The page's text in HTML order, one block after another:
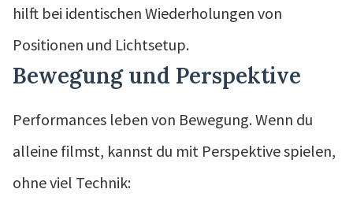
hilft bei identischen Wiederholungen von
Positionen und Lichtsetup.
Bewegung und Perspektive
Performances leben von Bewegung. Wenn du
alleine filmst, kannst du mit Perspektive spielen,
ohne viel Technik: